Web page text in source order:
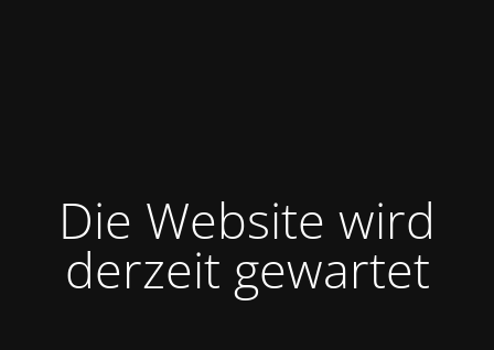
Die Website wird
derzeit gewartet